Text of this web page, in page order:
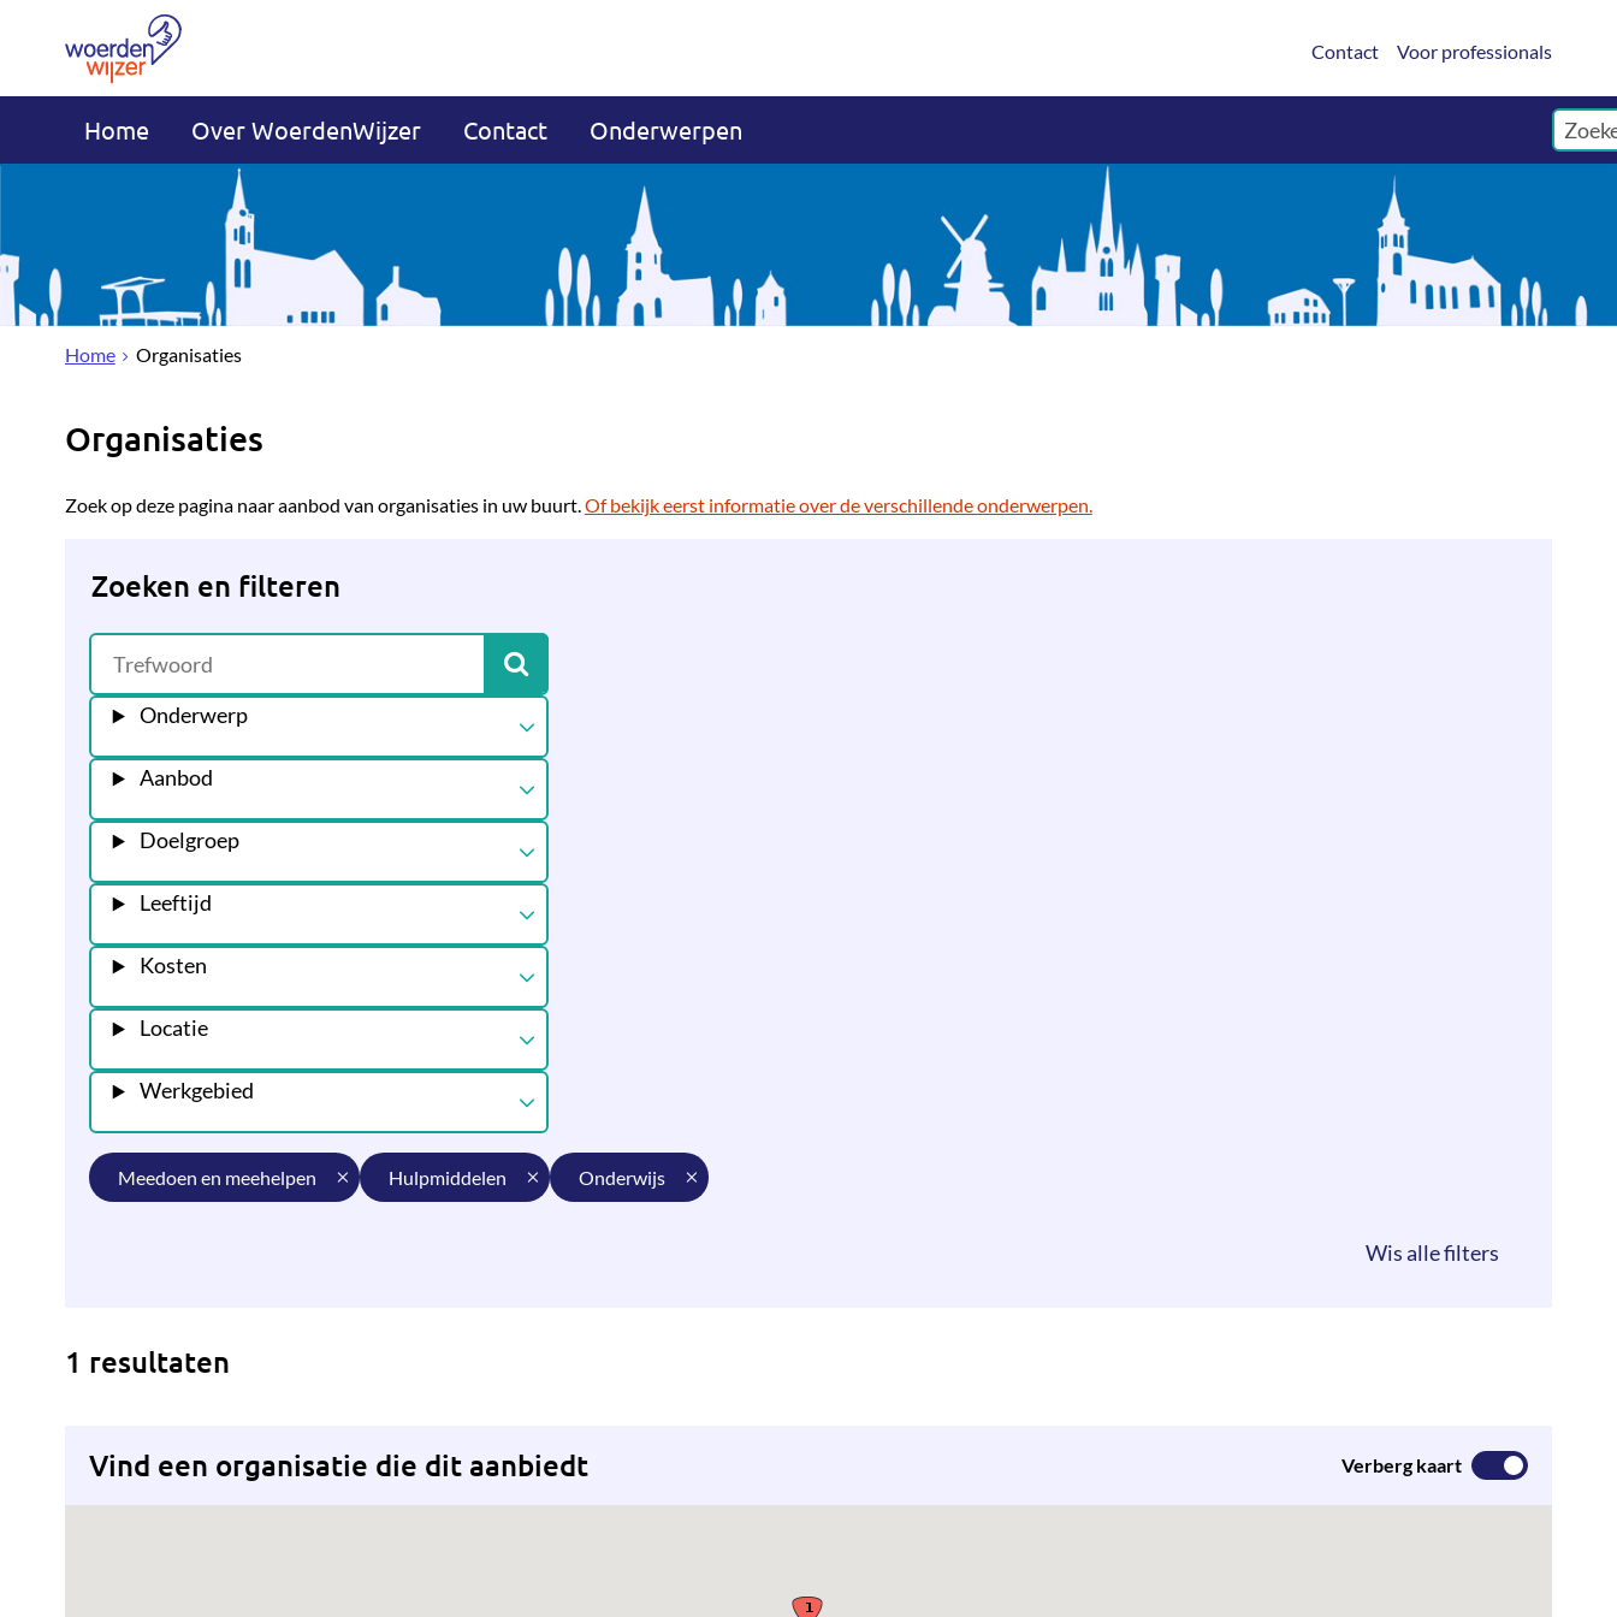
Contact Voor professionals
Home Over WoerdenWijzer Contact Onderwerpen
Home Organisaties
Organisaties
Zoek op deze pagina naar aanbod van organisaties in uw buurt.Of bekijk eerst informatie over de verschillende onderwerpen.
Zoeken en filteren
Onderwerp
Aanbod
Doelgroep
Leeftijd
Kosten
Locatie
Werkgebied
meedoen en meehelpen hulpmiddelen onderwijs
1 resultaten
Vind een organisatie die dit aanbiedt Verberg kaart